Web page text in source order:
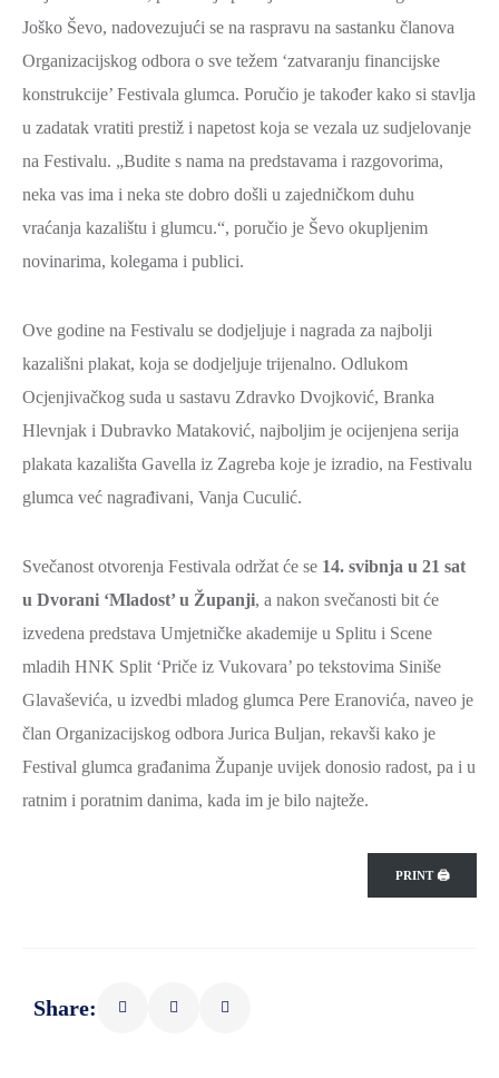
Joško Ševo, nadovezujući se na raspravu na sastanku članova
Organizacijskog odbora o sve težem ‘zatvaranju financijske
konstrukcije’ Festivala glumca. Poručio je također kako si stavlja
u zadatak vratiti prestiž i napetost koja se vezala uz sudjelovanje
na Festivalu. „Budite s nama na predstavama i razgovorima,
neka vas ima i neka ste dobro došli u zajedničkom duhu
vraćanja kazalištu i glumcu.“, poručio je Ševo okupljenim
novinarima, kolegama i publici.
Ove godine na Festivalu se dodjeljuje i nagrada za najbolji
kazališni plakat, koja se dodjeljuje trijenalno. Odlukom
Ocjenjivačkog suda u sastavu Zdravko Dvojković, Branka
Hlevnjak i Dubravko Mataković, najboljim je ocijenjena serija
plakata kazališta Gavella iz Zagreba koje je izradio, na Festivalu
glumca već nagrađivani, Vanja Cuculić.
Svečanost otvorenja Festivala održat će se 14. svibnja u 21 sat
u Dvorani ‘Mladost’ u Županji, a nakon svečanosti bit će
izvedena predstava Umjetničke akademije u Splitu i Scene
mladih HNK Split ‘Priče iz Vukovara’ po tekstovima Siniše
Glavaševića, u izvedbi mladog glumca Pere Eranovića, naveo je
član Organizacijskog odbora Jurica Buljan, rekavši kako je
Festival glumca građanima Županje uvijek donosio radost, pa i u
ratnim i poratnim danima, kada im je bilo najteže.
PRINT 🖨
Share: